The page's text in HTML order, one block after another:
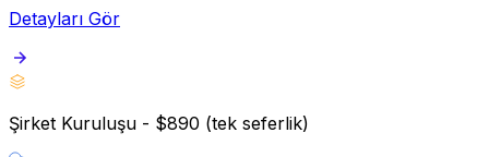
Detayları Gör
Şirket Kuruluşu - $890 (tek seferlik)